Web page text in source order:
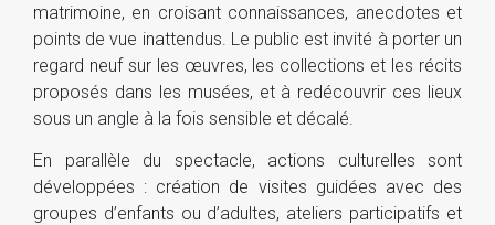
matrimoine, en croisant connaissances, anecdotes et
points de vue inattendus. Le public est invité à porter un
regard neuf sur les œuvres, les collections et les récits
proposés dans les musées, et à redécouvrir ces lieux
sous un angle à la fois sensible et décalé.
En parallèle du spectacle, actions culturelles sont
développées : création de visites guidées avec des
groupes d’enfants ou d’adultes, ateliers participatifs et